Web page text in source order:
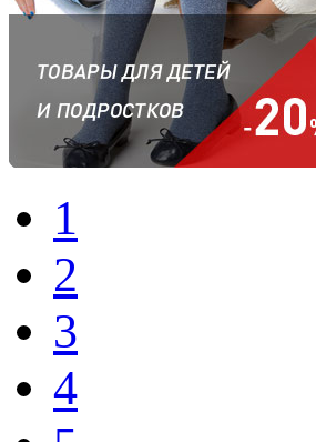
1
2
3
4